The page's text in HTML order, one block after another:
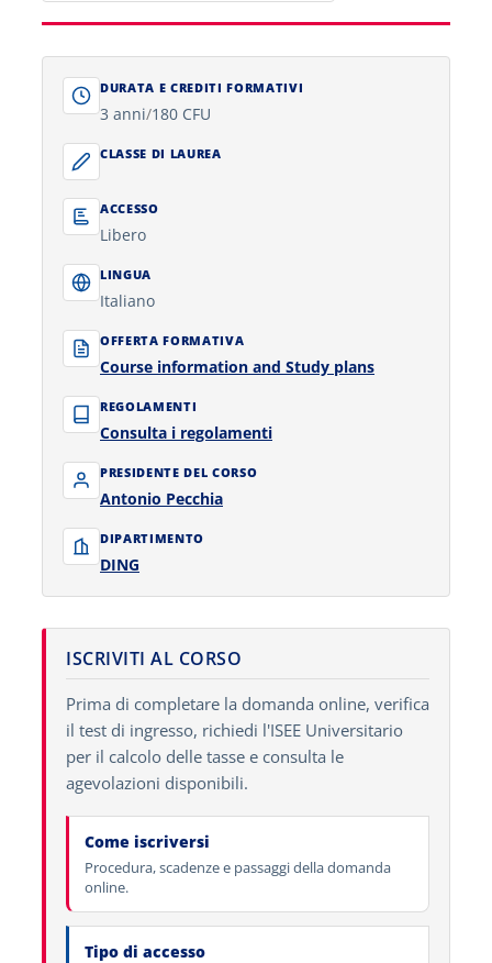
DURATA E CREDITI FORMATIVI
3 anni/180 CFU
CLASSE DI LAUREA
ACCESSO
Libero
LINGUA
Italiano
OFFERTA FORMATIVA
Course information and Study plans
REGOLAMENTI
Consulta i regolamenti
PRESIDENTE DEL CORSO
Antonio Pecchia
DIPARTIMENTO
DING
ISCRIVITI AL CORSO
Prima di completare la domanda online, verifica
il test di ingresso, richiedi l'ISEE Universitario
per il calcolo delle tasse e consulta le
agevolazioni disponibili.
Come iscriversi
Procedura, scadenze e passaggi della domanda
online.
Tipo di accesso